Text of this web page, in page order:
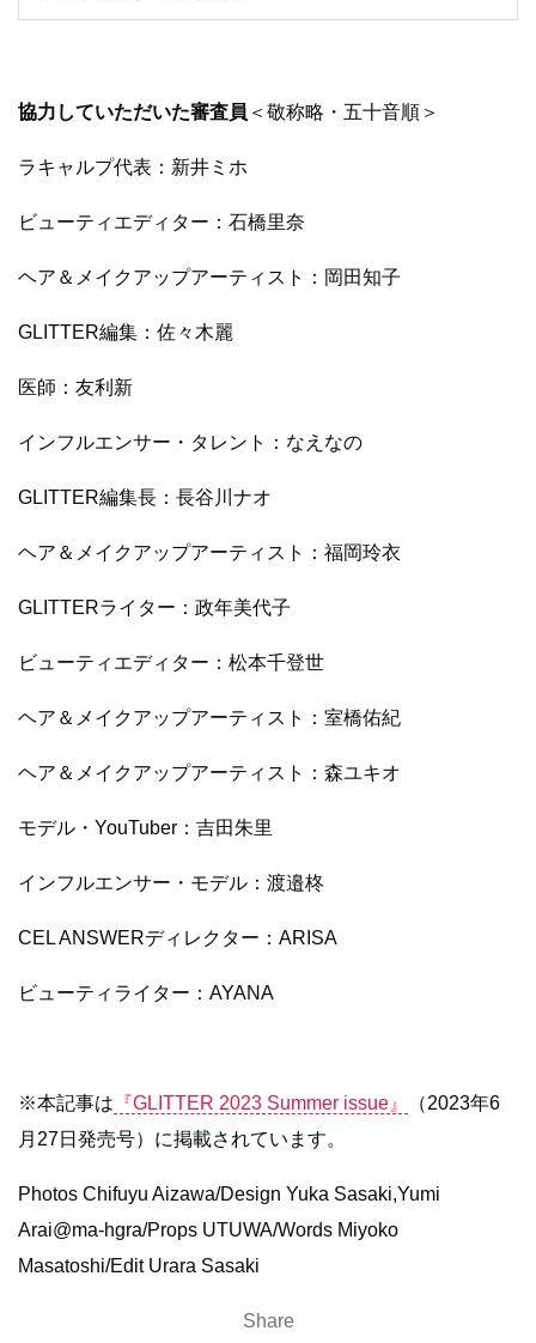
協力していただいた審査員 ＜敬称略・五十音順＞
ラキャルプ代表：新井ミホ
ビューティエディター：石橋里奈
ヘア＆メイクアップアーティスト：岡田知子
GLITTER編集：佐々木麗
医師：友利新
インフルエンサー・タレント：なえなの
GLITTER編集長：長谷川ナオ
ヘア＆メイクアップアーティスト：福岡玲衣
GLITTERライター：政年美代子
ビューティエディター：松本千登世
ヘア＆メイクアップアーティスト：室橋佑紀
ヘア＆メイクアップアーティスト：森ユキオ
モデル・YouTuber：吉田朱里
インフルエンサー・モデル：渡邉柊
CEL ANSWERディレクター：ARISA
ビューティライター：AYANA
※本記事は 『GLITTER 2023 Summer issue』
（2023年6
月27日発売号）に掲載されています。
Photos Chifuyu Aizawa/Design Yuka Sasaki,Yumi
Arai@ma-hgra/Props UTUWA/Words Miyoko
Masatoshi/Edit Urara Sasaki
Share